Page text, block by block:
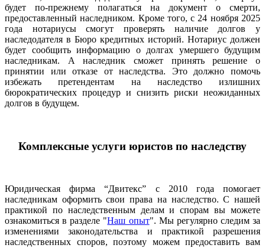
будет по-прежнему полагаться на документ о смерти,
предоставленный наследником. Кроме того, с 24 ноября 2025
года нотариусы смогут проверять наличие долгов у
наследодателя в Бюро кредитных историй. Нотариус должен
будет сообщить информацию о долгах умершего будущим
наследникам. А наследник сможет принять решение о
принятии или отказе от наследства. Это должно помочь
избежать претендентам на наследство излишних
бюрократических процедур и снизить риски неожиданных
долгов в будущем.
Комплексные услуги юристов по наследству
Юридическая фирма “Двитекс” с 2010 года помогает
наследникам оформить свои права на наследство. С нашей
практикой по наследственным делам и спорам вы можете
ознакомиться в разделе "Наш опыт". Мы регулярно следим за
изменениями законодательства и практикой разрешения
наследственных споров, поэтому можем предоставить вам